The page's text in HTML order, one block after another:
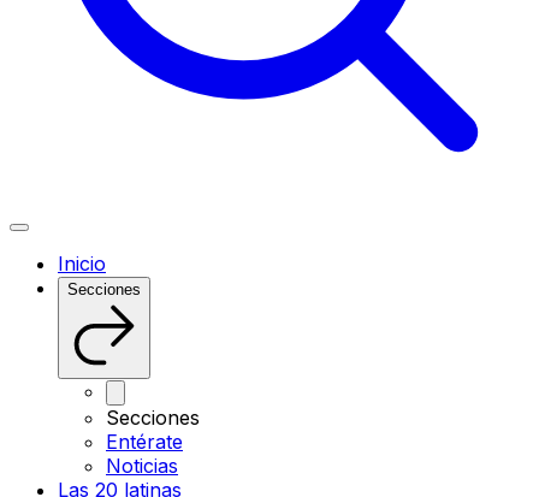
Inicio
Secciones
Secciones
Entérate
Noticias
Las 20 latinas